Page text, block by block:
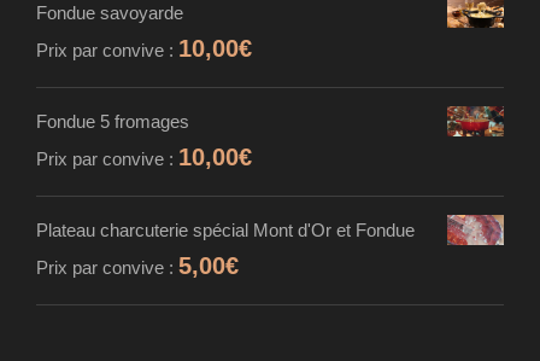
Fondue savoyarde
Prix par convive : 10,00€
Fondue 5 fromages
Prix par convive : 10,00€
Plateau charcuterie spécial Mont d'Or et Fondue
Prix par convive : 5,00€